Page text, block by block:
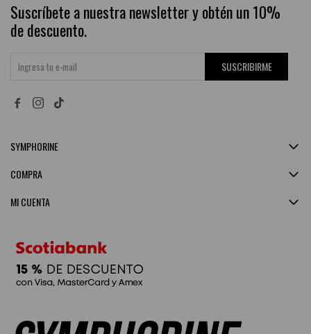
Suscríbete a nuestra newsletter y obtén un 10%
de descuento.
SUSCRIBIRME
 
SYMPHORINE
MI CUENTA
COMPRA